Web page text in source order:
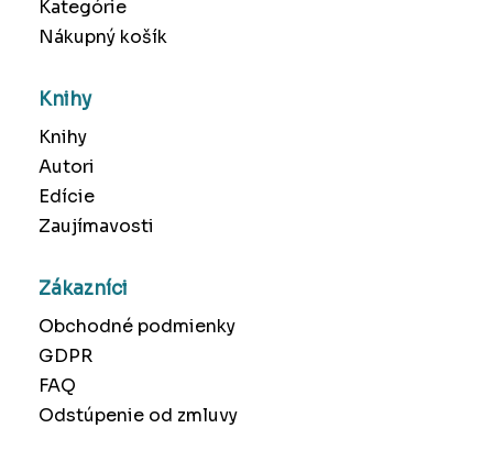
Kategórie
Nákupný košík
Knihy
Knihy
Autori
Edície
Zaujímavosti
Zákazníci
Obchodné podmienky
GDPR
FAQ
Odstúpenie od zmluvy